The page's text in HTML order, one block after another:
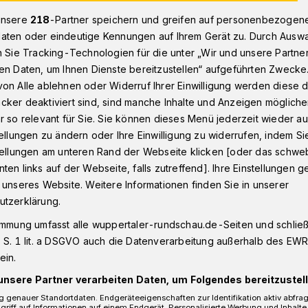
Theaterfestival“ in Wuppertal im Juni
Theaterfestival“
Wuppertal war für die Zeit
Daraus wird nichts: Die Auswirkungen
zur Absage geführt.
218-Partner speichern und greifen auf
oder eindeutige Kennungen auf Ihrem Gerät zu. Durch
Sie Tracking-Technologien für die unter „Wir und unsere
Daten, um Ihnen Dienste bereitzustellen“ aufgeführten
Alle ablehnen oder Widerruf Ihrer Einwilligung werden diese
deaktiviert sind, sind manche Inhalte und Anzeigen
so relevant für Sie. Sie können dieses Menü jederzeit wieder
zu ändern oder Ihre Einwilligung zu widerrufen, indem
am unteren Rand der Webseite klicken [oder das
links auf der Webseite, falls zutreffend]. Ihre Einstellungen
Website. Weitere Informationen finden Sie in unserer
umfasst alle wuppertaler-rundschau.de-Seiten und
1 lit. a DSGVO auch die Datenverarbeitung außerhalb des
Partner verarbeiten Daten, um Folgendes
genauer Standortdaten. Endgeräteeigenschaften zur Identifikation aktiv